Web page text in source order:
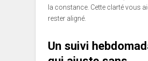
la constance. Cette clarté vous
rester aligné.
Un suivi